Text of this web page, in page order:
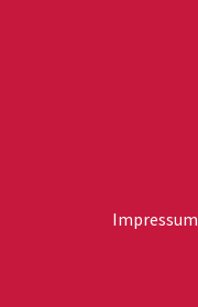
Impressum